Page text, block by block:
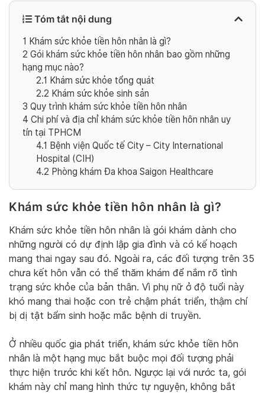
Tóm tắt nội dung
1 Khám sức khỏe tiền hôn nhân là gì?
2 Gói khám sức khỏe tiền hôn nhân bao gồm những
hạng mục nào?
2.1 Khám sức khỏe tổng quát
2.2 Khám sức khỏe sinh sản
3 Quy trình khám sức khỏe tiền hôn nhân
4 Chi phí và địa chỉ khám sức khỏe tiền hôn nhân uy
tín tại TPHCM
4.1 Bệnh viện Quốc tế City – City International
Hospital (CIH)
4.2 Phòng khám Đa khoa Saigon Healthcare
Khám sức khỏe tiền hôn nhân là gì?
Khám sức khỏe tiền hôn nhân là gói khám dành cho
những người có dự định lập gia đình và có kế hoạch
mang thai ngay sau đó. Ngoài ra, các đối tượng trên 35
chưa kết hôn vẫn có thể thăm khám để nắm rõ tình
trạng sức khỏe của bản thân. Vì phụ nữ ở độ tuổi này
khó mang thai hoặc con trẻ chậm phát triển, thậm chí
bị dị tật bẩm sinh hoặc mắc bệnh di truyền.
Ở nhiều quốc gia phát triển, khám sức khỏe tiền hôn
nhân là một hạng mục bắt buộc mọi đối tượng phải
thực hiện trước khi kết hôn. Ngược lại với nước ta, gói
khám này chỉ mang hình thức tự nguyện, không bắt